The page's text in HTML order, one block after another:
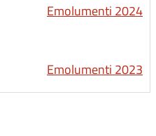
Emolumenti 2024
Emolumenti 2023